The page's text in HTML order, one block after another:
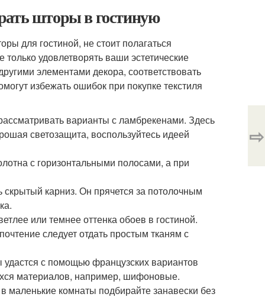
шторы в гостиную
для гостиной, не стоит полагаться
удовлетворять ваши эстетические
элементами декора, соответствовать
избежать ошибок при покупке текстиля
варианты с ламбрекенами. Здесь
светозащита, воспользуйтесь идеей
с горизонтальными полосами, а при
карниз. Он прячется за потолочным
или темнее оттенка обоев в гостиной.
следует отдать простым тканям с
с помощью французских вариантов
материалов, например, шифоновые.
комнаты подбирайте занавески без
⇨